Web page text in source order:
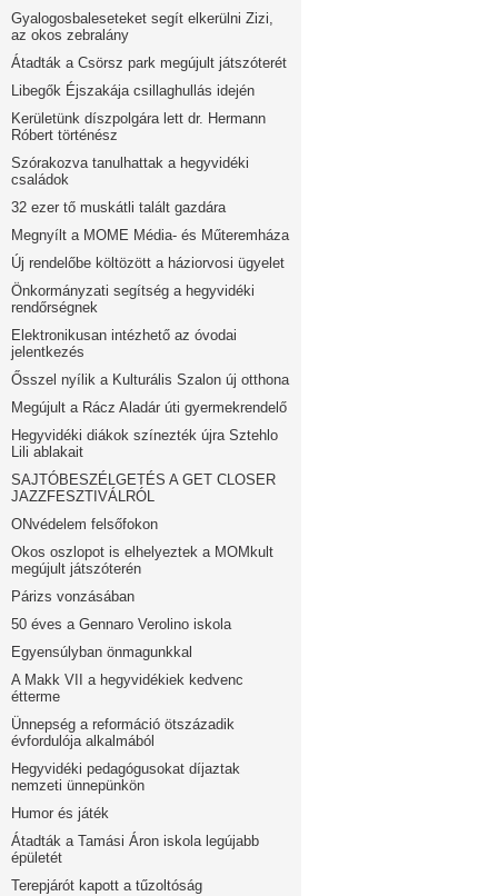
Gyalogosbaleseteket segít elkerülni Zizi,
az okos zebralány
Átadták a Csörsz park megújult játszóterét
Libegők Éjszakája csillaghullás idején
Kerületünk díszpolgára lett dr. Hermann
Róbert történész
Szórakozva tanulhattak a hegyvidéki
családok
32 ezer tő muskátli talált gazdára
Megnyílt a MOME Média- és Műteremháza
Új rendelőbe költözött a háziorvosi ügyelet
Önkormányzati segítség a hegyvidéki
rendőrségnek
Elektronikusan intézhető az óvodai
jelentkezés
Ősszel nyílik a Kulturális Szalon új otthona
Megújult a Rácz Aladár úti gyermekrendelő
Hegyvidéki diákok színezték újra Sztehlo
Lili ablakait
SAJTÓBESZÉLGETÉS A GET CLOSER
JAZZFESZTIVÁLRÓL
ONvédelem felsőfokon
Okos oszlopot is elhelyeztek a MOMkult
megújult játszóterén
Párizs vonzásában
50 éves a Gennaro Verolino iskola
Egyensúlyban önmagunkkal
A Makk VII a hegyvidékiek kedvenc
étterme
Ünnepség a reformáció ötszázadik
évfordulója alkalmából
Hegyvidéki pedagógusokat díjaztak
nemzeti ünnepünkön
Humor és játék
Átadták a Tamási Áron iskola legújabb
épületét
Terepjárót kapott a tűzoltóság